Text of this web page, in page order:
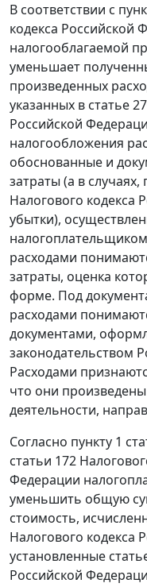
В соответствии с
кодекса Российской
налогооблагаемой
уменьшает
произведенных
указанных в статье
Российской
налогообложения
обоснованные и
затраты (а в
Налогового кодекса
убытки),
расходами
затраты, оценка
форме. Под
расходами
документами,
законодательством
Расходами
что они
деятельности,
Согласно пункту 1
статьи 172
Федерации
уменьшить общую
стоимость,
Налогового кодекса
установленные
Российской